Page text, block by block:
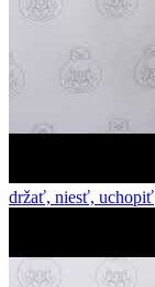
držať, niesť, uchopiť